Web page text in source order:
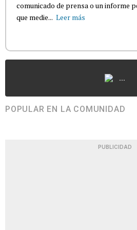
comunicado de prensa o un informe
que medie... Leer más
...
POPULAR EN LA COMUNIDAD
PUBLICIDAD